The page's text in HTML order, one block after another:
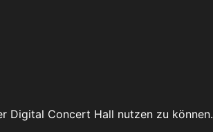
Digital Concert Hall nutzen zu können.